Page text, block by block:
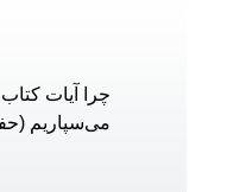
چرا آیات
می‌سپاریم